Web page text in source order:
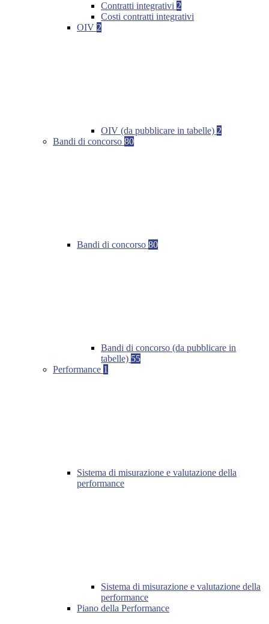
Contratti integrativi 2
Costi contratti integrativi
OIV 2
OIV (da pubblicare in tabelle) 2
Bandi di concorso 80
Bandi di concorso 80
Bandi di concorso (da pubblicare in
tabelle) 55
Performance 1
Sistema di misurazione e valutazione della
performance
Sistema di misurazione e valutazione della
performance
Piano della Performance